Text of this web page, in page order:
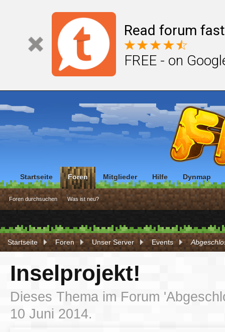
Read forum
FREE - on
Startseite Foren Unser Server Events
Inselprojekt!
Dieses Thema im Forum '
10 Juni 2014.
Startseite Foren
Foren durchsuchen Was ist neu?
Mitglieder Hilfe Dynmap